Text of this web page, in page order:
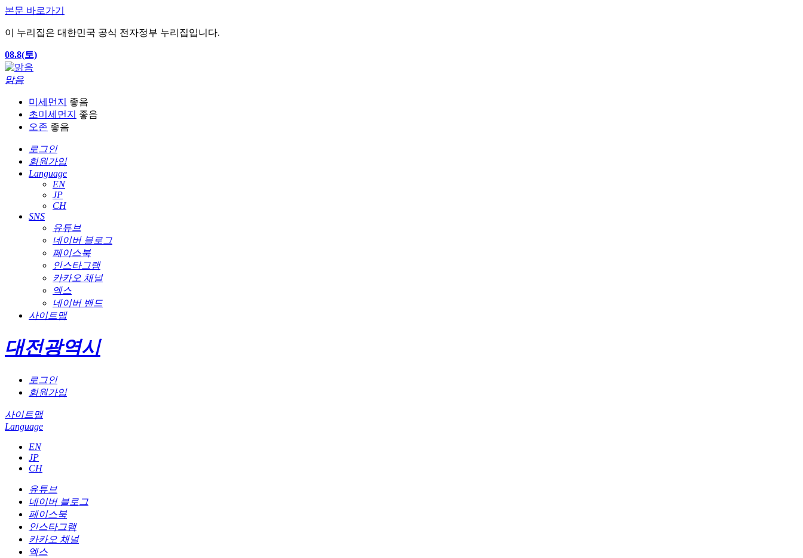
본문 바로가기
이 누리집은 대한민국 공식 전자정부 누리집입니다.
08.8(토)
맑음
미세먼지
좋음
초미세먼지
좋음
오존 좋음
로그인
회원가입
Language
EN
JP
CH
SNS
유튜브
네이버 블로그
페이스북
인스타그램
카카오 채널
엑스
네이버 밴드
사이트맵
대전광역시
로그인
회원가입
사이트맵
Language
EN
JP
CH
유튜브
네이버 블로그
페이스북
인스타그램
카카오 채널
엑스